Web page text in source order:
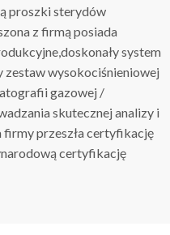
proszki sterydów
z firmą posiada
system
zestaw wysokociśnieniowej
gazowej /
skutecznej analizy i
przeszła certyfikację
certyfikację